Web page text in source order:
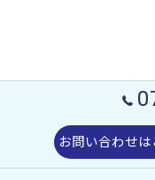
お問い合わせは